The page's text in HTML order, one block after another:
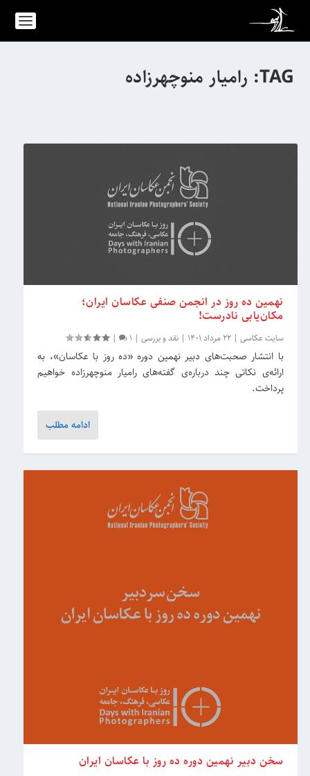
TAG: رامیار منوچهرزاده
نهمین ده روز در انجمن صنفی عکاسان ایران؛
مکان‌یابی نادرست!
سایت عکاسی |22 مرداد 1401 |نقد و بررسی |
1
|
با انتشار صحبت‌های دبیر نهمین دوره «ده روز با عکاسان»، به
ارائه‌ی نکاتی چند درباره‌ی گفته‌های رامیار منوچهرزاده خواهیم
پرداخت.
ادامه مطلب
سخن دبیر نهمین دوره ده روز با عکاسان ایران